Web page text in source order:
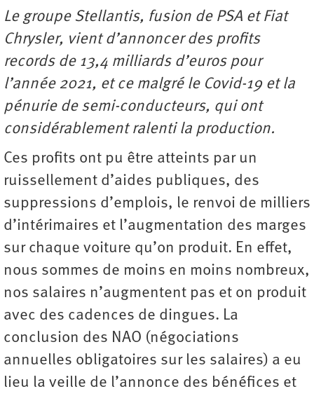
Le groupe Stellantis, fusion de PSA et Fiat
Chrysler, vient d’annoncer des profits
records de 13,4 milliards d’euros pour
l’année 2021, et ce malgré le Covid-19 et la
pénurie de semi-conducteurs, qui ont
considérablement ralenti la production.
Ces profits ont pu être atteints par un
ruissellement d’aides publiques, des
suppressions d’emplois, le renvoi de milliers
d’intérimaires et l’augmentation des marges
sur chaque voiture qu’on produit. En effet,
nous sommes de moins en moins nombreux,
nos salaires n’augmentent pas et on produit
avec des cadences de dingues. La
conclusion des NAO (négociations
annuelles obligatoires sur les salaires) a eu
lieu la veille de l’annonce des bénéfices et